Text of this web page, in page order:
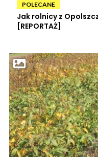
POLECANE
Jak rolnicy z
[REPORTAŻ]